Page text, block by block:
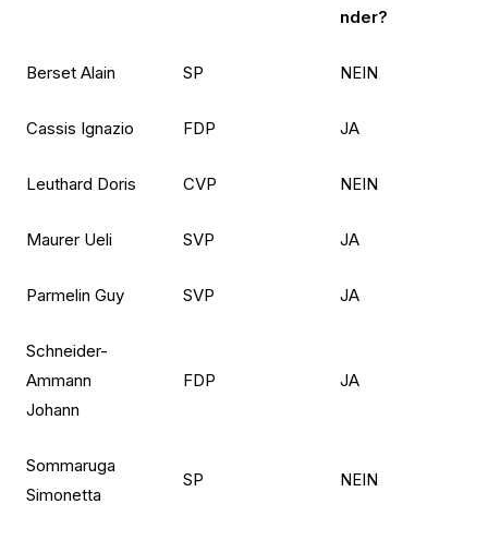
nder?
Berset Alain SP NEIN
Cassis Ignazio FDP JA
Leuthard Doris CVP NEIN
Maurer Ueli SVP JA
Parmelin Guy SVP JA
Schneider-
Ammann
Johann
FDP JA
Sommaruga
Simonetta
SP NEIN